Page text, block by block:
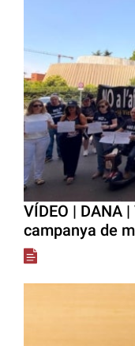
VÍDEO | DANA
campanya de